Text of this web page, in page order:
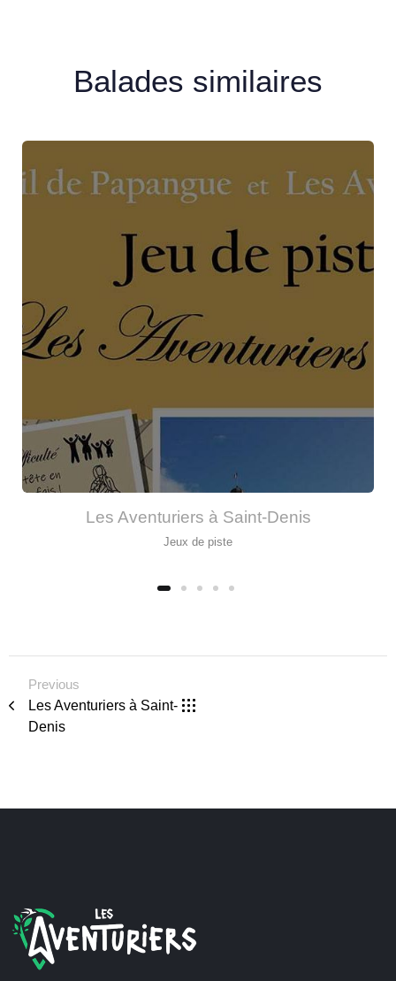
Balades similaires
Les Aventuriers à Saint-Denis
Jeux de piste
Previous
Les Aventuriers à Saint-
Denis